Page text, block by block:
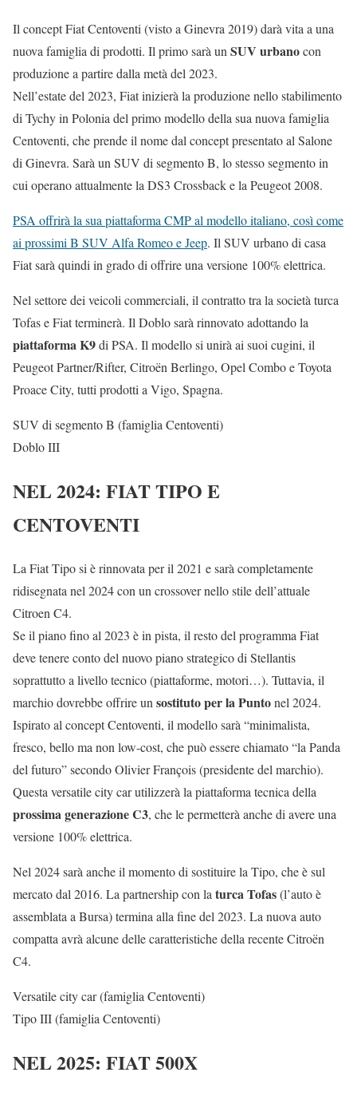
Il concept Fiat Centoventi (visto a Ginevra 2019) darà vita a una
nuova famiglia di prodotti. Il primo sarà un SUV urbanocon
produzione a partire dalla metà del 2023.
Nell’estate del 2023, Fiat inizierà la produzione nello stabilimento
di Tychy in Polonia del primo modello della sua nuova famiglia
Centoventi, che prende il nome dal concept presentato al Salone
di Ginevra. Sarà un SUV di segmento B, lo stesso segmento in
cui operano attualmente la DS3 Crossback e la Peugeot 2008.
PSA offrirà la sua piattaforma CMP al modello italiano, così come
ai prossimi B SUV Alfa Romeo e Jeep. Il SUV urbano di casa
Fiat sarà quindi in grado di offrire una versione 100% elettrica.
Nel settore dei veicoli commerciali, il contratto tra la società turca
Tofas e Fiat terminerà. Il Doblo sarà rinnovato adottando la
piattaforma K9di PSA. Il modello si unirà ai suoi cugini, il
Peugeot Partner/Rifter, Citroën Berlingo, Opel Combo e Toyota
Proace City, tutti prodotti a Vigo, Spagna.
SUV di segmento B (famiglia Centoventi)
Doblo III
NEL 2024: FIAT TIPO E
CENTOVENTI
La Fiat Tipo si è rinnovata per il 2021 e sarà completamente
ridisegnata nel 2024 con un crossover nello stile dell’attuale
Citroen C4.
Se il piano fino al 2023 è in pista, il resto del programma Fiat
deve tenere conto del nuovo piano strategico di Stellantis
soprattutto a livello tecnico (piattaforme, motori…). Tuttavia, il
marchio dovrebbe offrire un sostituto per la Puntonel 2024.
Ispirato al concept Centoventi, il modello sarà “minimalista,
fresco, bello ma non low-cost, che può essere chiamato “la Panda
del futuro” secondo Olivier François (presidente del marchio).
Questa versatile city car utilizzerà la piattaforma tecnica della
prossima generazione C3, che le permetterà anche di avere una
versione 100% elettrica.
Nel 2024 sarà anche il momento di sostituire la Tipo, che è sul
mercato dal 2016. La partnership con la turca Tofas(l’auto è
assemblata a Bursa) termina alla fine del 2023. La nuova auto
compatta avrà alcune delle caratteristiche della recente Citroën
C4.
Versatile city car (famiglia Centoventi)
Tipo III (famiglia Centoventi)
NEL 2025: FIAT 500X